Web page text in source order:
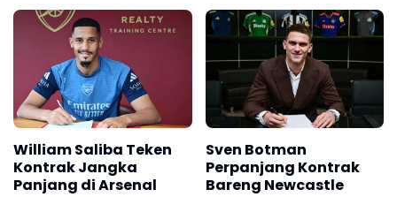
William Saliba Teken
Kontrak Jangka
Panjang di Arsenal
Sven Botman
Perpanjang Kontrak
Bareng Newcastle